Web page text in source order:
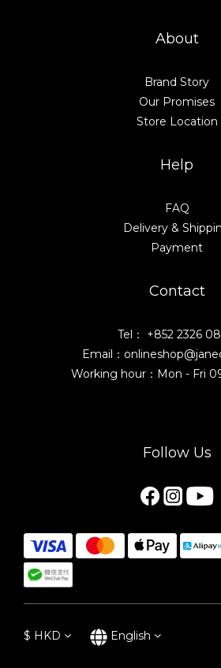
About
Brand Story
Our Promises
Store Location
Help
FAQ
Delivery &
Payment
Contact
Tel： +852 2326
Email：
Working hour：Mon - Fri
Follow Us
$ HKD English